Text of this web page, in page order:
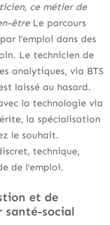
ce métier de
êtreLe parcours
l’emploi dans des
Le technicien de
analytiques, via BTS
laissé au hasard.
la technologie via
la spécialisation
le souhait.
technique,
de l’emploi.
et de
santé-social